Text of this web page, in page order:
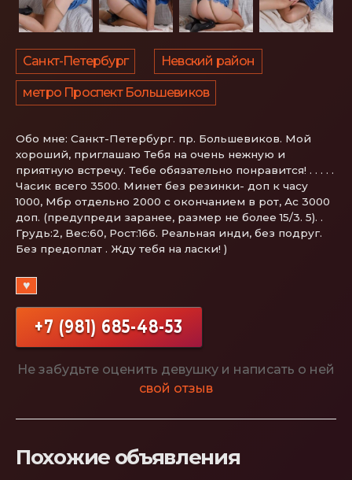
Санкт-Петербург Невский район
метро Проспект Большевиков
Обо мне: Санкт-Петербург. пр. Большевиков. Мой
хороший, приглашаю Тебя на очень нежную и
приятную встречу. Тебе обязательно понравится! . . . . .
Часик всего 3500. Минет без резинки- доп к часу
1000, Мбр отдельно 2000 с окончанием в рот, Ас 3000
доп. (предупреди заранее, размер не более 15/3. 5). .
Грудь:2, Вес:60, Рост:166. Реальная инди, без подруг.
Без предоплат . Жду тебя на ласки! )
♥
+7 (981) 685-48-53
Не забудьте оценить девушку и написать о ней
свой отзыв
Похожие объявления